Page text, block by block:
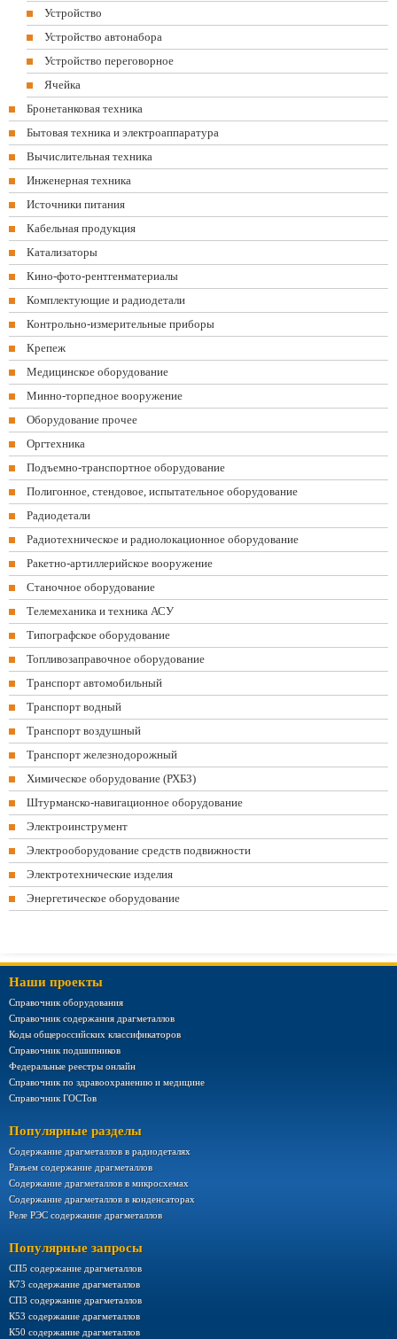
Устройство
Устройство автонабора
Устройство переговорное
Ячейка
Бронетанковая техника
Бытовая техника и электроаппаратура
Вычислительная техника
Инженерная техника
Источники питания
Кабельная продукция
Катализаторы
Кино-фото-рентгенматериалы
Комплектующие и радиодетали
Контрольно-измерительные приборы
Крепеж
Медицинское оборудование
Минно-торпедное вооружение
Оборудование прочее
Оргтехника
Подъемно-транспортное оборудование
Полигонное, стендовое, испытательное оборудование
Радиодетали
Радиотехническое и радиолокационное оборудование
Ракетно-артиллерийское вооружение
Станочное оборудование
Телемеханика и техника АСУ
Типографское оборудование
Топливозаправочное оборудование
Транспорт автомобильный
Транспорт водный
Транспорт воздушный
Транспорт железнодорожный
Химическое оборудование (РХБЗ)
Штурманско-навигационное оборудование
Электроинструмент
Электрооборудование средств подвижности
Электротехнические изделия
Энергетическое оборудование
Наши проекты
Справочник оборудования
Справочник содержания драгметаллов
Коды общероссийских классификаторов
Справочник подшипников
Федеральные реестры онлайн
Справочник по здравоохранению и медицине
Справочник ГОСТов
Популярные разделы
Содержание драгметаллов в радиодеталях
Разъем содержание драгметаллов
Содержание драгметаллов в микросхемах
Содержание драгметаллов в конденсаторах
Реле РЭС содержание драгметаллов
Популярные запросы
СП5 содержание драгметаллов
К73 содержание драгметаллов
СП3 содержание драгметаллов
К53 содержание драгметаллов
К50 содержание драгметаллов